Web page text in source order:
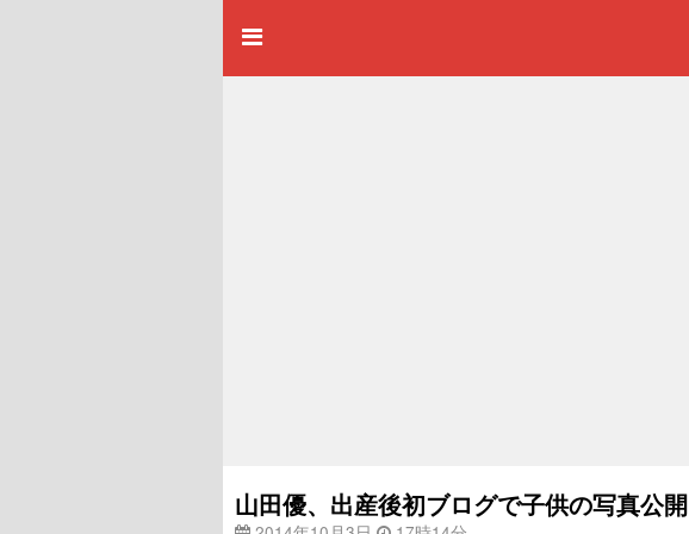
山田優、出産後初ブログで子供の写真公開